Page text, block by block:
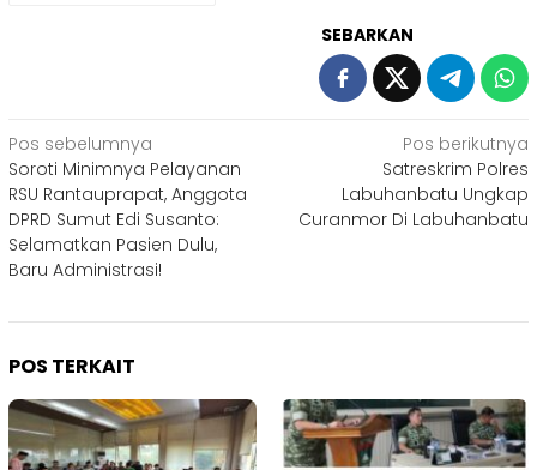
SEBARKAN
Navigasi
pos
Pos sebelumnya
Soroti Minimnya Pelayanan
RSU Rantauprapat, Anggota
DPRD Sumut Edi Susanto:
Selamatkan Pasien Dulu,
Baru Administrasi!
Pos berikutnya
Satreskrim Polres
Labuhanbatu Ungkap
Curanmor Di Labuhanbatu
POS TERKAIT